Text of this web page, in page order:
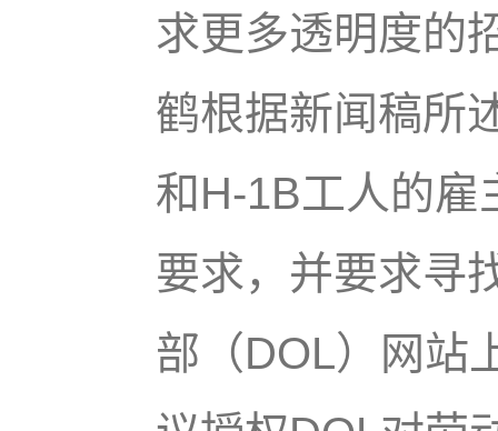
求更多透明度的
鹤根据新闻稿所
和H-1B工人的雇
要求，并要求寻
部（DOL）网站